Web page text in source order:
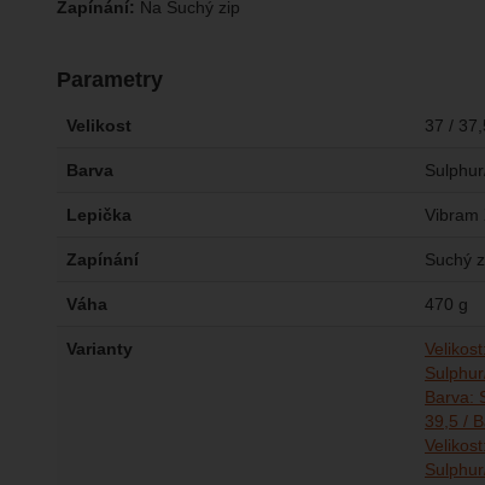
Zapínání: Na Suchý zip
Parametry
Velikost 37 /
Barva
Lepička Vibram
Zapínání Suchý
Váha 470 g
Varianty
Barva:
39,5 /